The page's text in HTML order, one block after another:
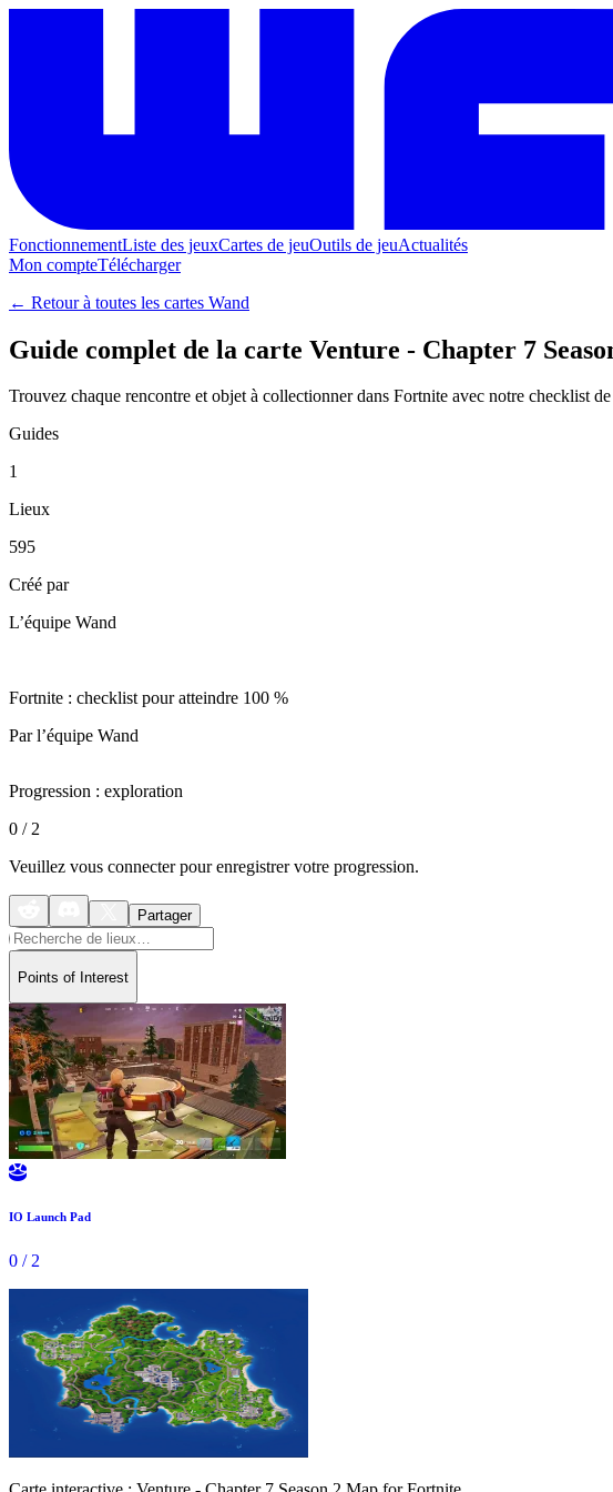
FonctionnementListe des jeuxCartes de jeuOutils de jeuActualités
Mon compteTélécharger
← Retour à toutes les cartes Wand
Guide complet de la carte Venture - Chapter 7
Trouvez chaque rencontre et objet à collectionner dans Fortnite avec notre checklist
Guides
1
Lieux
595
Créé par
L’équipe Wand
Fortnite : checklist pour atteindre 100 %
Par l’équipe Wand
Progression : exploration
0 /2
Veuillez vous connecter pour enregistrer votre progression.
Partager
Points of Interest

IO Launch Pad
0 / 2